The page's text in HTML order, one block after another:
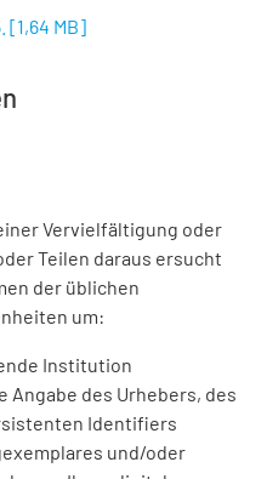
[1,64 MB]
Vervielfältigung oder
Teilen daraus ersucht
der üblichen
um:
Institution
Angabe des Urhebers, des
Identifiers
und/oder